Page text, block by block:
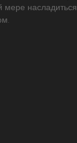
мере насладиться